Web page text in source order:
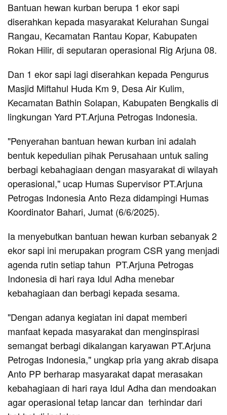
Bantuan hewan kurban berupa 1 ekor sapi
diserahkan kepada masyarakat Kelurahan Sungai
Rangau, Kecamatan Rantau Kopar, Kabupaten
Rokan Hilir, di seputaran operasional Rig Arjuna 08.
Dan 1 ekor sapi lagi diserahkan kepada Pengurus
Masjid Miftahul Huda Km 9, Desa Air Kulim,
Kecamatan Bathin Solapan, Kabupaten Bengkalis di
lingkungan Yard PT.Arjuna Petrogas Indonesia.
"Penyerahan bantuan hewan kurban ini adalah
bentuk kepedulian pihak Perusahaan untuk saling
berbagi kebahagiaan dengan masyarakat di wilayah
operasional," ucap Humas Supervisor PT.Arjuna
Petrogas Indonesia Anto Reza didampingi Humas
Koordinator Bahari, Jumat (6/6/2025).
Ia menyebutkan bantuan hewan kurban sebanyak 2
ekor sapi ini merupakan program CSR yang menjadi
agenda rutin setiap tahun PT.Arjuna Petrogas
Indonesia di hari raya Idul Adha menebar
kebahagiaan dan berbagi kepada sesama.
"Dengan adanya kegiatan ini dapat memberi
manfaat kepada masyarakat dan menginspirasi
semangat berbagi dikalangan karyawan PT.Arjuna
Petrogas Indonesia," ungkap pria yang akrab disapa
Anto PP berharap masyarakat dapat merasakan
kebahagiaan di hari raya Idul Adha dan mendoakan
agar operasional tetap lancar dan terhindar dari